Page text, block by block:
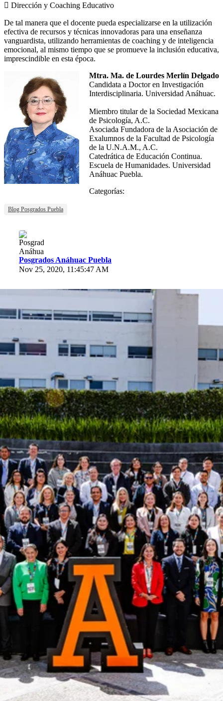
 Dirección y Coaching Educativo
De tal manera que el docente pueda especializarse en la utilización
efectiva de recursos y técnicas innovadoras para una enseñanza
vanguardista, utilizando herramientas de coaching y de inteligencia
emocional, al mismo tiempo que se promueve la inclusión educativa,
imprescindible en esta época.
Mtra. Ma. de Lourdes Merlín Delgado
Candidata a Doctor en Investigación
Interdisciplinaria. Universidad Anáhuac.
Miembro titular de la Sociedad Mexicana
de Psicología, A.C.
Asociada Fundadora de la Asociación de
Exalumnos de la Facultad de Psicología
de la U.N.A.M., A.C.
Catedrática de Educación Continua.
Escuela de Humanidades. Universidad
Anáhuac Puebla.
Categorías:
Blog Posgrados Puebla
Posgrados Anáhuac Puebla
Nov 25, 2020, 11:45:47 AM